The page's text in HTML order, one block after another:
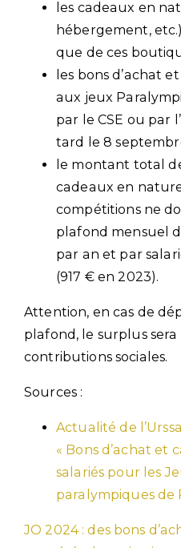
les cadeaux en
hébergement,
que de ces
les bons d’achat
aux jeux
par le CSE ou par
tard le 8
le montant total
cadeaux en
compétitions ne
plafond mensuel
par an et par
(917 € en 2023).
Attention, en cas de
plafond, le surplus sera
contributions sociales.
Sources :
Actualité de
« Bons d’achat et
salariés pour les
paralympiques de
JO 2024 : des bons